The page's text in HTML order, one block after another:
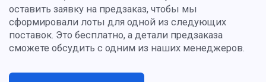
оставить заявку на предзаказ, чтобы мы
сформировали лоты для одной из следующих
поставок. Это бесплатно, а детали предзаказа
сможете обсудить с одним из наших менеджеров.